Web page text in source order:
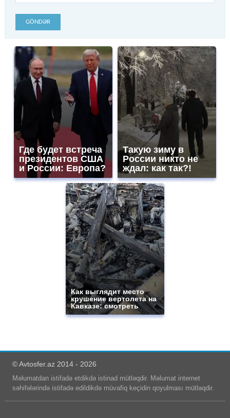
GÖNDƏR
Где будет встреча
президентов США
и России: Европа?
Такую зиму в
России никто не
ждал: как так?!
Как выглядит место
крушение вертолета на
Кавказе: смотреть
© Avtosfer.az 2014 - 2026
Məlumatdan istifadə etdikdə istinad mütləqdir. Məlumat internet
səhifələrində istifadə edildikdə müvafiq keçidin qoyulması mütləqdir.